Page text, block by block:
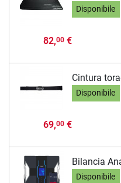
Disponibile
82,00€
Cintura
Disponibile
69,00€
Bilancia
Disponibile